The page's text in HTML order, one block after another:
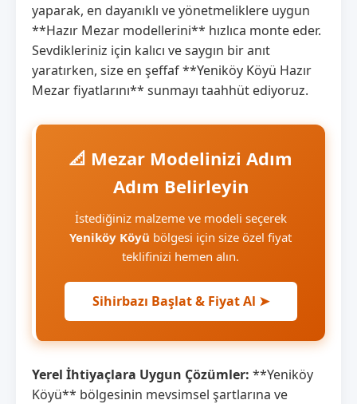
yaparak, en dayanıklı ve yönetmeliklere uygun
**Hazır Mezar modellerini** hızlıca monte eder.
Sevdikleriniz için kalıcı ve saygın bir anıt
yaratırken, size en şeffaf **Yeniköy Köyü Hazır
Mezar fiyatlarını** sunmayı taahhüt ediyoruz.
📐 Mezar Modelinizi Adım
Adım Belirleyin
İstediğiniz malzeme ve modeli seçerek
Yeniköy Köyü bölgesi için size özel fiyat
teklifinizi hemen alın.
Sihirbazı Başlat & Fiyat Al ➤
Yerel İhtiyaçlara Uygun Çözümler: **Yeniköy
Köyü** bölgesinin mevsimsel şartlarına ve